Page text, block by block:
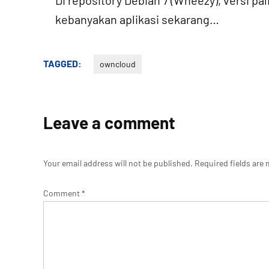
kebanyakan aplikasi sekarang…
TAGGED: owncloud
Leave a comment
Your email address will not be published. Required fields are
Comment*